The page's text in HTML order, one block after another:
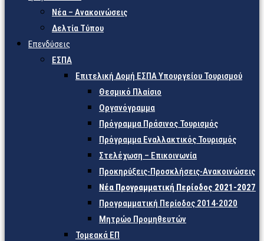
Νέα – Ανακοινώσεις
Δελτία Τύπου
Επενδύσεις
ΕΣΠΑ
Επιτελική Δομή ΕΣΠΑ Υπουργείου Τουρισμού
Θεσμικό Πλαίσιο
Οργανόγραμμα
Πρόγραμμα Πράσινος Τουρισμός
Πρόγραμμα Εναλλακτικός Τουρισμός
Στελέχωση – Επικοινωνία
Προκηρύξεις-Προσκλήσεις-Ανακοινώσεις
Νέα Προγραμματική Περίοδος 2021-2027
Προγραμματική Περίοδος 2014-2020
Μητρώο Προμηθευτών
Τομεακά ΕΠ